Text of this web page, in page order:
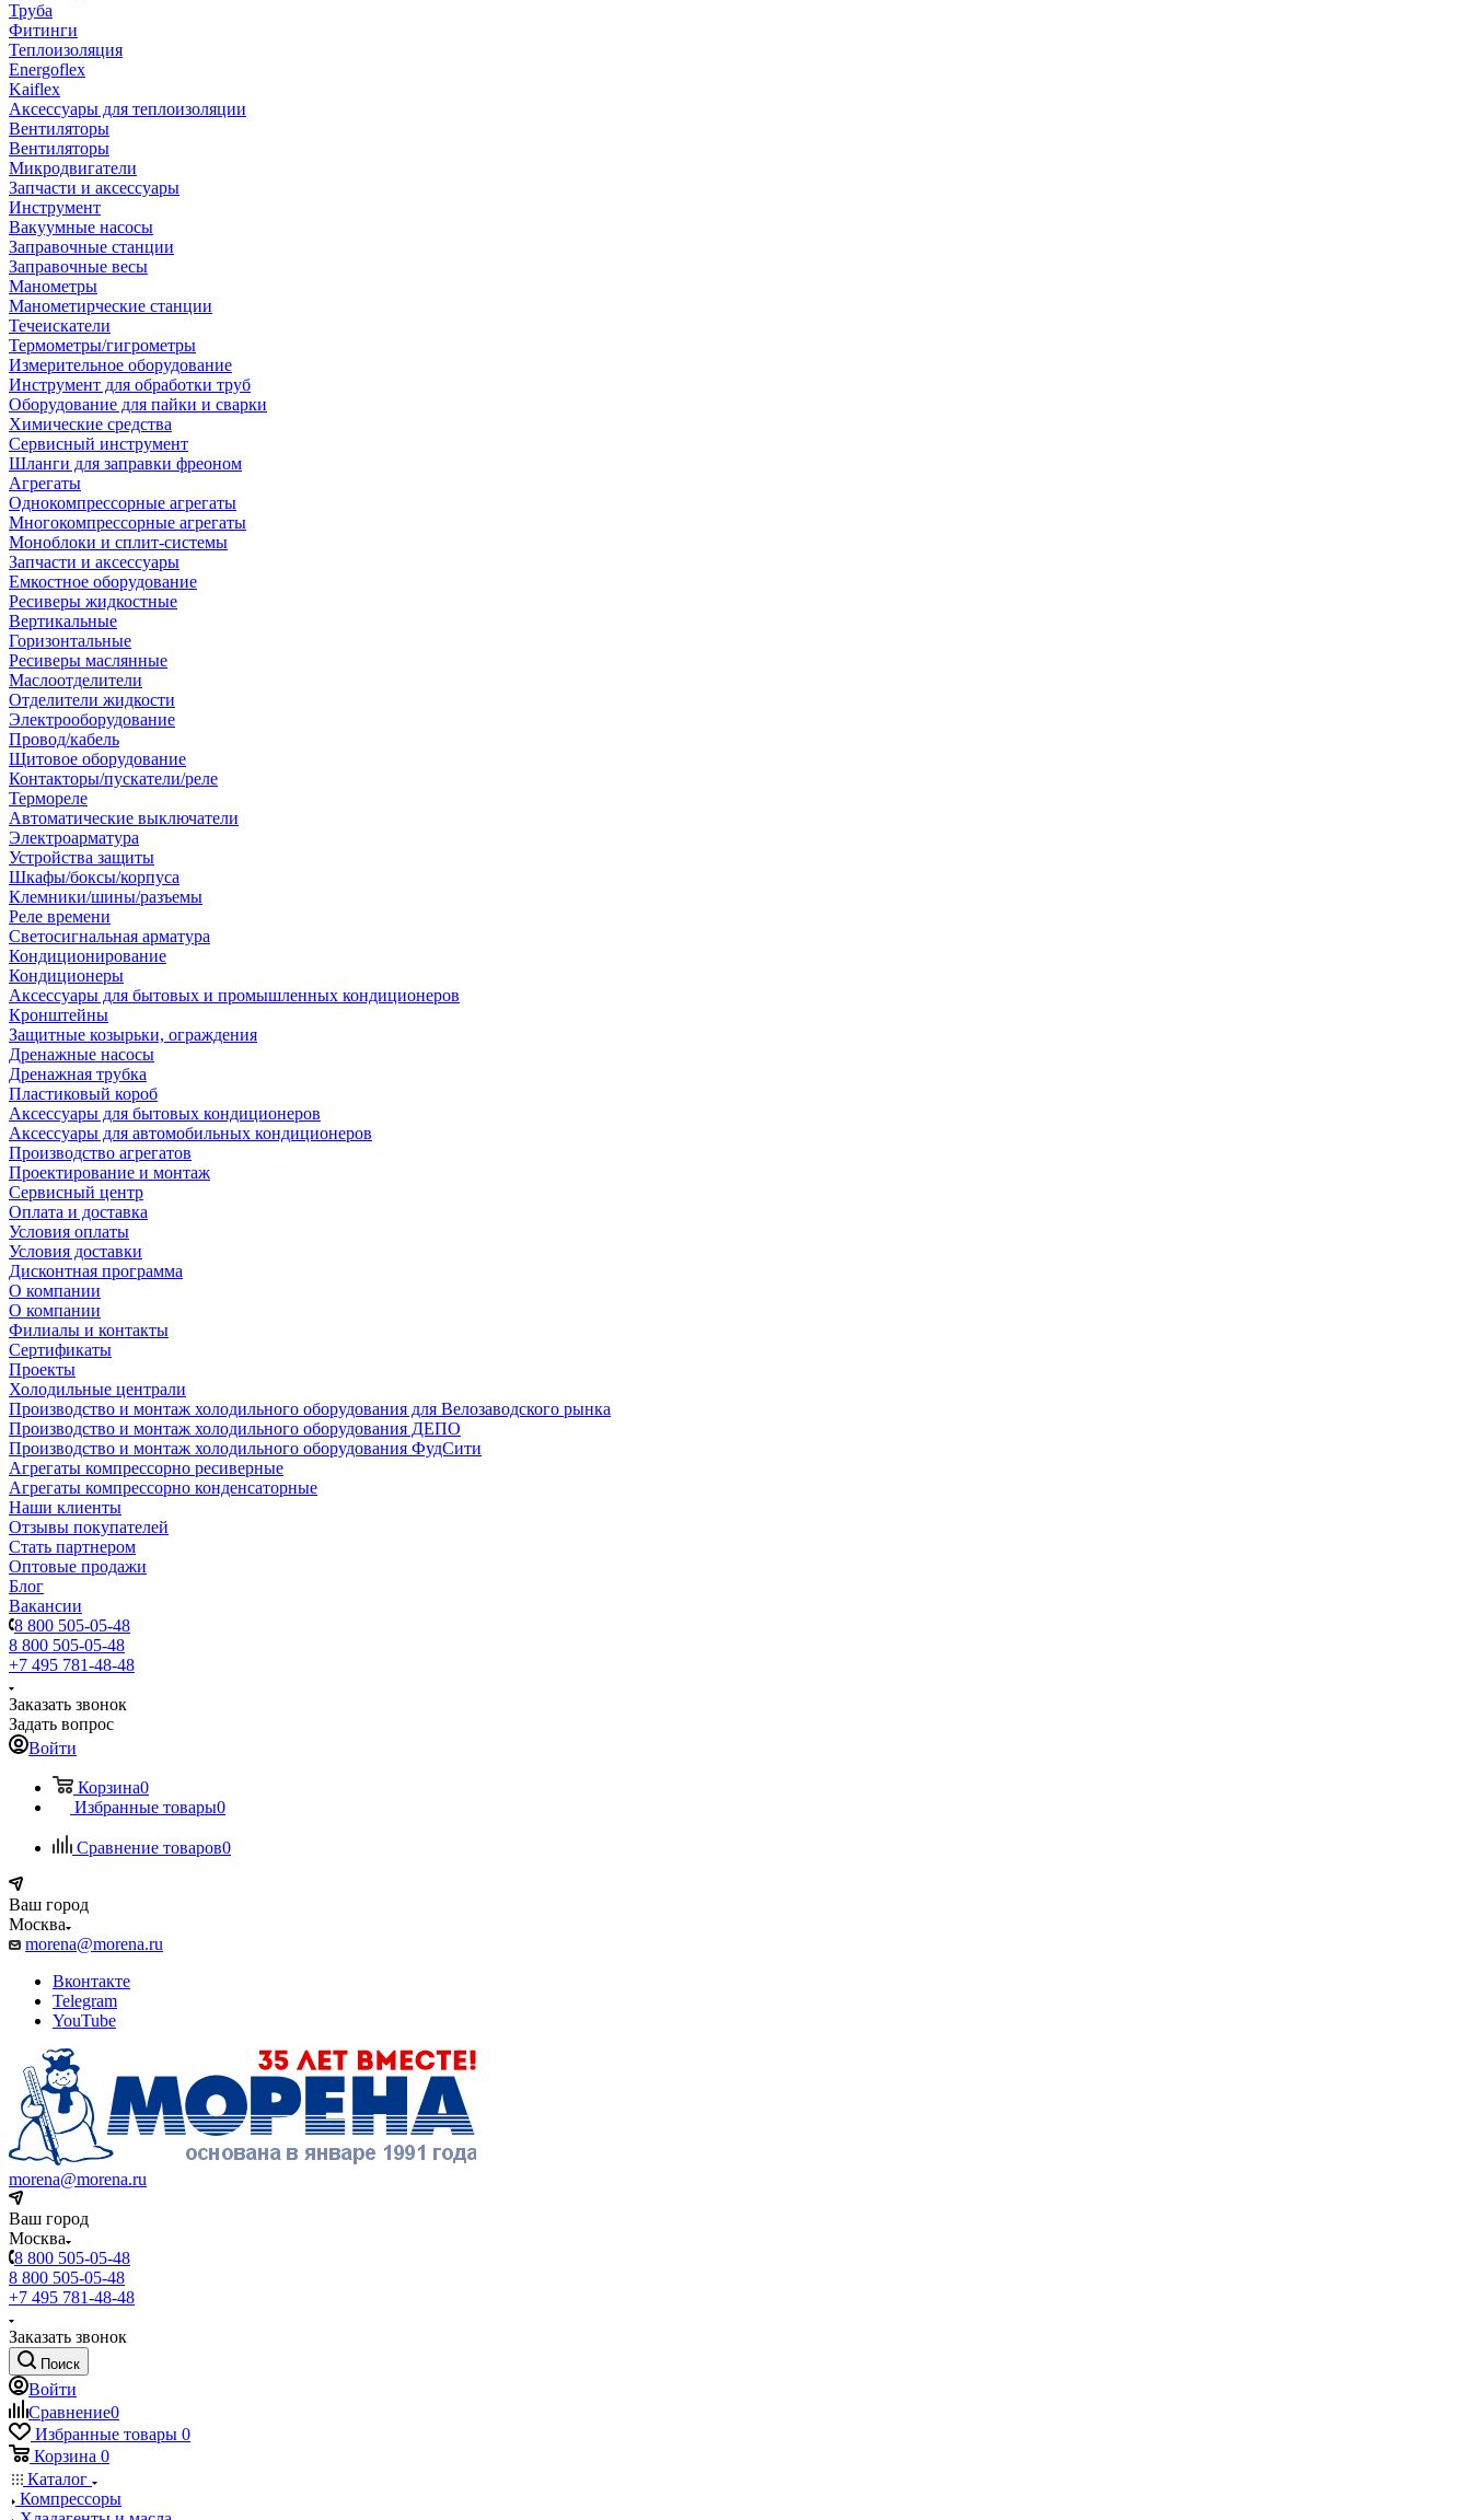
Труба
Фитинги
Теплоизоляция
Energoflex
Kaiflex
Аксессуары для теплоизоляции
Вентиляторы
Вентиляторы
Микродвигатели
Запчасти и аксессуары
Инструмент
Вакуумные насосы
Заправочные станции
Заправочные весы
Манометры
Манометирческие станции
Течеискатели
Термометры/гигрометры
Измерительное оборудование
Инструмент для обработки труб
Оборудование для пайки и сварки
Химические средства
Сервисный инструмент
Шланги для заправки фреоном
Агрегаты
Однокомпрессорные агрегаты
Многокомпрессорные агрегаты
Моноблоки и сплит-системы
Запчасти и аксессуары
Емкостное оборудование
Ресиверы жидкостные
Вертикальные
Горизонтальные
Ресиверы маслянные
Маслоотделители
Отделители жидкости
Электрооборудование
Провод/кабель
Щитовое оборудование
Контакторы/пускатели/реле
Термореле
Автоматические выключатели
Электроарматура
Устройства защиты
Шкафы/боксы/корпуса
Клемники/шины/разъемы
Реле времени
Светосигнальная арматура
Кондиционирование
Кондиционеры
Аксессуары для бытовых и промышленных кондиционеров
Кронштейны
Защитные козырьки, ограждения
Дренажные насосы
Дренажная трубка
Пластиковый короб
Аксессуары для бытовых кондиционеров
Аксессуары для автомобильных кондиционеров
Производство агрегатов
Проектирование и монтаж
Сервисный центр
Оплата и доставка
Условия оплаты
Условия доставки
Дисконтная программа
О компании
О компании
Филиалы и контакты
Сертификаты
Проекты
Холодильные централи
Производство и монтаж холодильного оборудования для Велозаводского рынка
Производство и монтаж холодильного оборудования ДЕПО
Производство и монтаж холодильного оборудования ФудСити
Агрегаты компрессорно ресиверные
Агрегаты компрессорно конденсаторные
Наши клиенты
Отзывы покупателей
Стать партнером
Оптовые продажи
Блог
Вакансии
8 800 505-05-48
8 800 505-05-48
+7 495 781-48-48
Заказать звонок
Задать вопрос
Войти
Корзина0
Избранные товары0
Сравнение товаров0
Ваш город
Москва
morena@morena.ru
Вконтакте
Telegram
YouTube
morena@morena.ru
Ваш город
Москва
8 800 505-05-48
8 800 505-05-48
+7 495 781-48-48
Заказать звонок
Поиск
Войти
Сравнение0
Избранные товары 0
Корзина 0
Каталог
Компрессоры